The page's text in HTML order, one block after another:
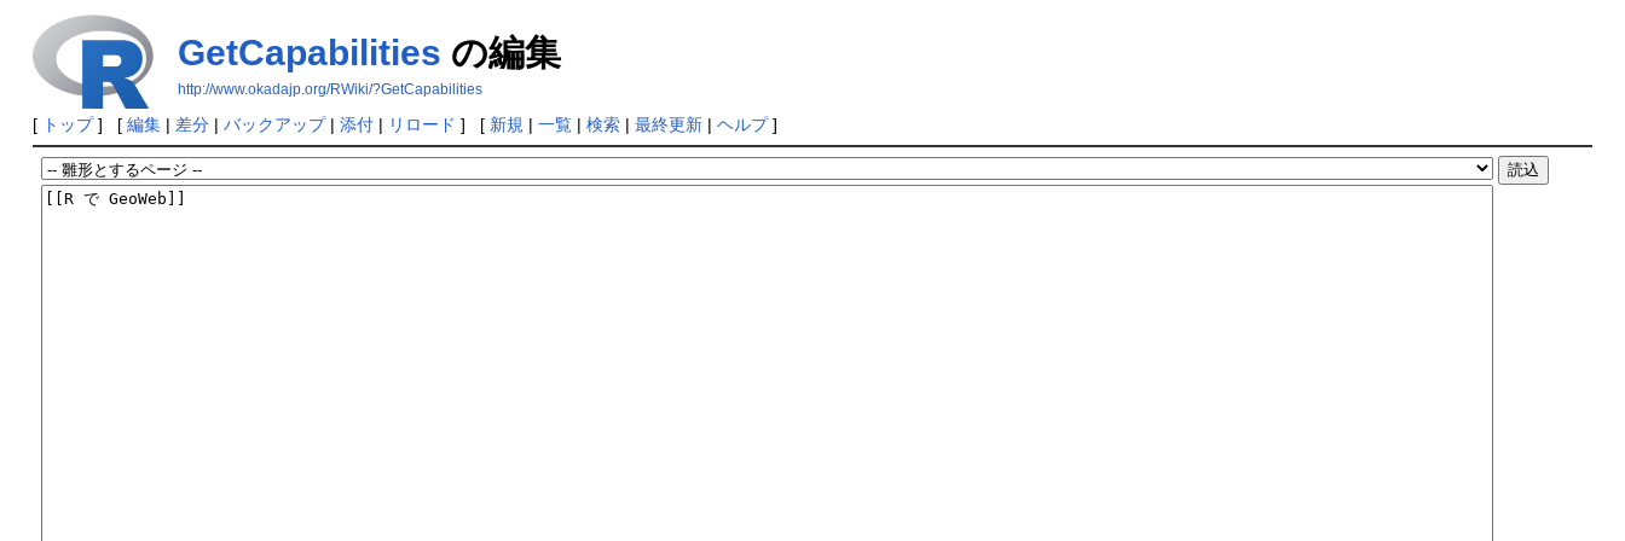
GetCapabilities の編集
http://www.okadajp.org/RWiki/?GetCapabilities
[ トップ] [ 編集| 差分| バックアップ| 添付| リロード ] [ 新規 | 一覧| 検索| 最終更新| ヘルプ]